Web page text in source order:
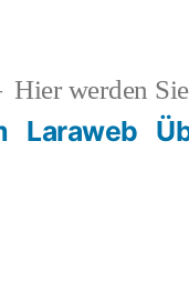
Hier werden
Laraweb